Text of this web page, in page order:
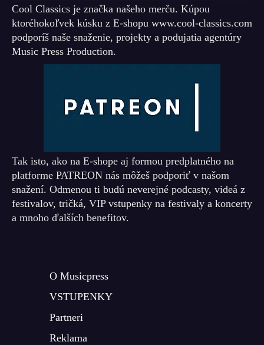
Cool Classics je značka našeho merču. Kúpou
ktoréhokoľvek kúsku z E-shopu www.cool-classics.com
podporíš naše snaženie, projekty a podujatia agentúry
Music Press Production.
Tak isto, ako na E-shope aj formou predplatného na
platforme PATREON nás môžeš podporiť v našom
snažení. Odmenou ti budú neverejné podcasty, videá z
festivalov, tričká, VIP vstupenky na festivaly a koncerty
a mnoho ďalších benefitov.
O Musicpress
VSTUPENKY
Partneri
Reklama